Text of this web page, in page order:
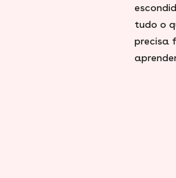
tudo o
precisa